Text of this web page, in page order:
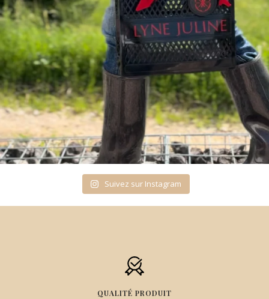
Suivez sur Instagram
QUALITÉ PRODUIT